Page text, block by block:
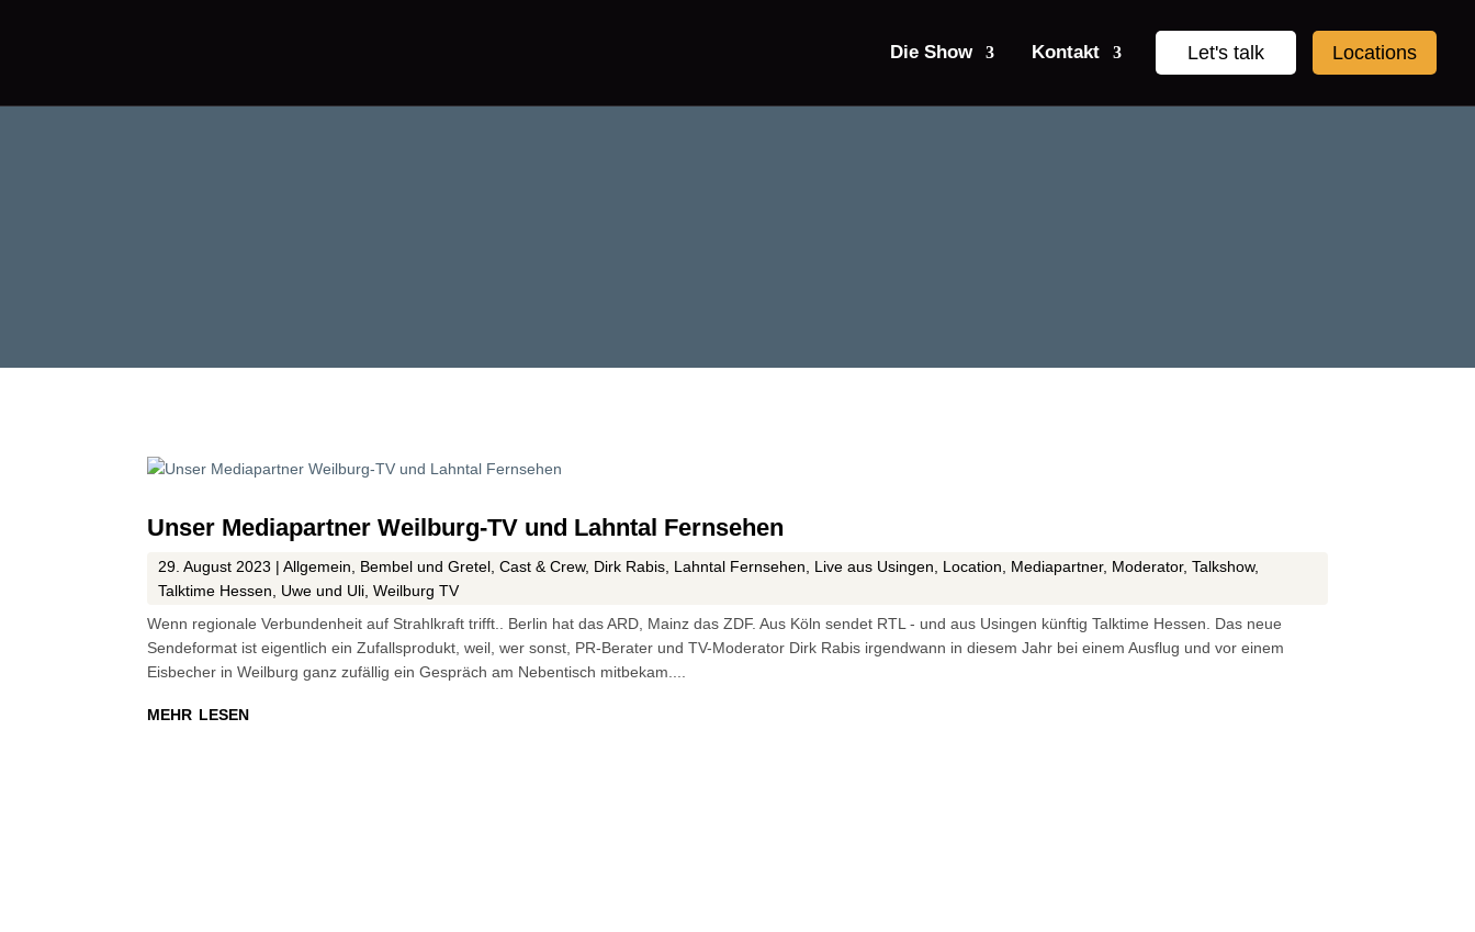
Die Show Kontakt Let's talk Locations
Unser Mediapartner Weilburg-TV und Lahntal Fernsehen
29. August 2023 |Allgemein Bembel und Gretel ,Cast & Crew, Dirk Rabis Lahntal Fernsehen Live aus Usingen Location Mediapartner, Moderator,Talkshow,
Talktime Hessen
Uwe und Uli ,Weilburg TV
Wenn regionale Verbundenheit auf Strahlkraft trifft.. Berlin hat das ARD, Mainz das ZDF. Aus Köln sendet RTL - und aus Usingen künftig Talktime Hessen. Das neue
Sendeformat ist eigentlich ein Zufallsprodukt, weil, wer sonst, PR-Berater und TV-Moderator Dirk Rabis irgendwann in diesem Jahr bei einem Ausflug und vor einem
Eisbecher in Weilburg ganz zufällig ein Gespräch am Nebentisch mitbekam....
mehr lesen